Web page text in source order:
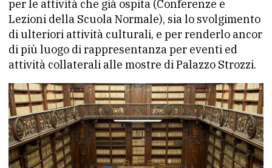
per le attività che già ospita (Conferenze e
Lezioni della Scuola Normale), sia lo svolgimento
di ulteriori attività culturali, e per renderlo ancor
di più luogo di rappresentanza per eventi ed
attività collaterali alle mostre di Palazzo Strozzi.